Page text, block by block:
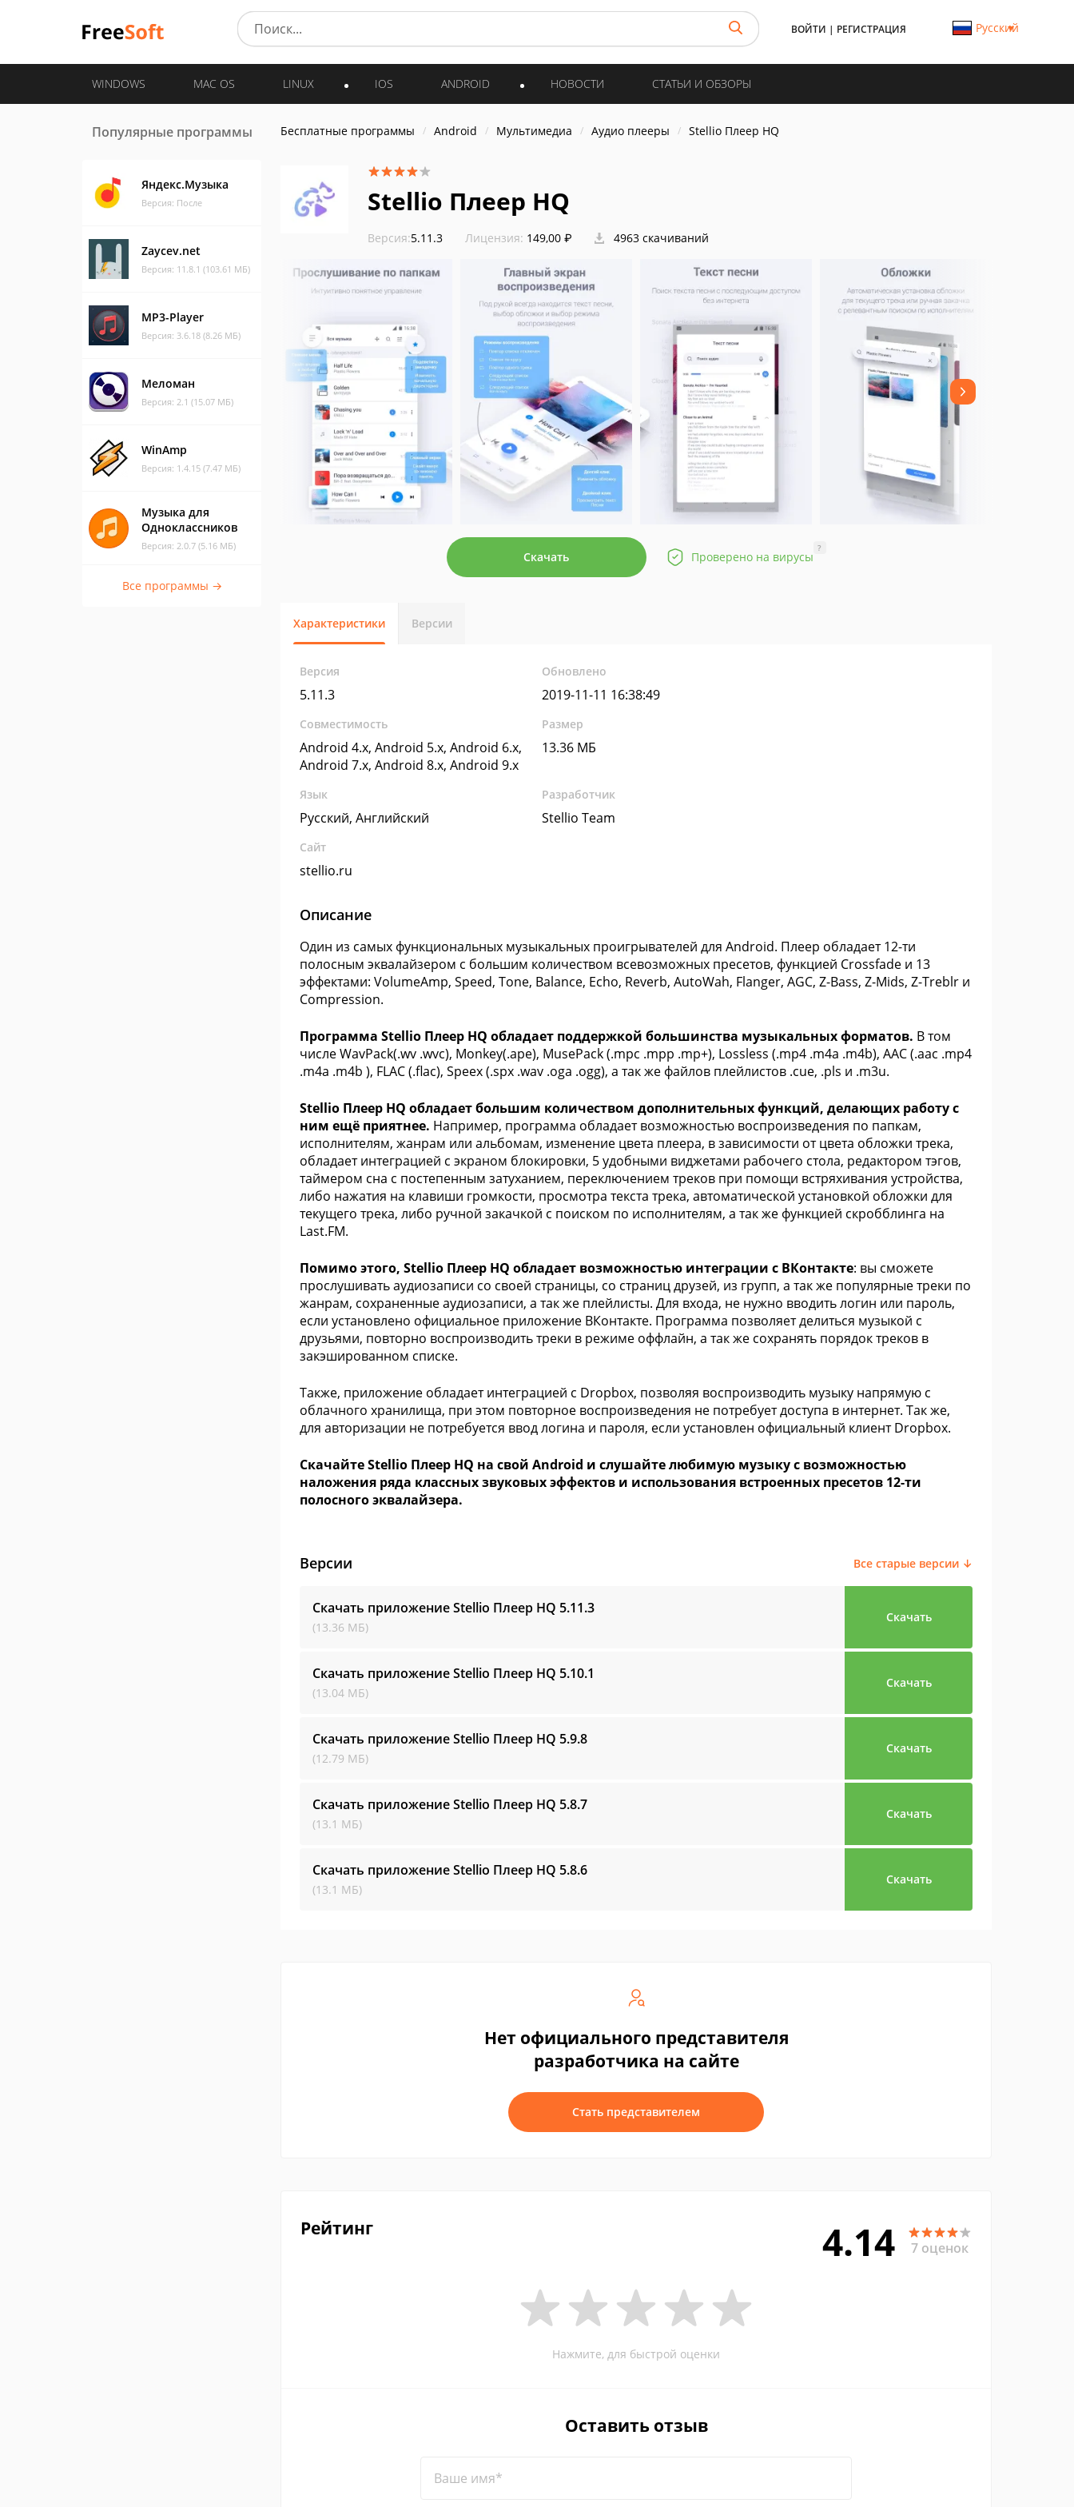
ВОЙТИ | РЕГИСТРАЦИЯ Русский
WINDOWS MAC OS LINUX IOS ANDROID НОВОСТИ СТАТЬИ И ОБЗОРЫ
Популярные программы
Яндекс.Музыка
Версия: После
Zaycev.net
Версия: 11.8.1 (103.61 МБ)
MP3-Player
Версия: 3.6.18 (8.26 МБ)
Меломан
Версия: 2.1 (15.07 МБ)
WinAmp
Версия: 1.4.15 (7.47 МБ)
Музыка для
Одноклассников
Версия: 2.0.7 (5.16 МБ)
Все программы →
Бесплатные программы Android Мультимедиа Аудио плееры Stellio Плеер HQ
Stellio Плеер HQ
Версия:5.11.3 Лицензия: 149,00 ₽ 4963 скачиваний
Скачать Проверено на вирусы
?
Характеристики Версии
Версия
5.11.3
Обновлено
2019-11-11 16:38:49
Совместимость
Android 4.x, Android 5.x, Android 6.x,
Android 7.x, Android 8.x, Android 9.x
Размер
13.36 МБ
Язык
Русский, Английский
Разработчик
Stellio Team
Сайт
stellio.ru
Описание
Один из самых функциональных музыкальных проигрывателей для Android. Плеер обладает 12-ти
полосным эквалайзером с большим количеством всевозможных пресетов, функцией Crossfade и 13
эффектами: VolumeAmp, Speed, Tone, Balance, Echo, Reverb, AutoWah, Flanger, AGC, Z-Bass, Z-Mids, Z-Treblr и
Compression.
Программа Stellio Плеер HQ обладает поддержкой большинства музыкальных форматов. В том
числе WavPack(.wv .wvc), Monkey(.ape), MusePack (.mpc .mpp .mp+), Lossless (.mp4 .m4a .m4b), AAC (.aac .mp4
.m4a .m4b ), FLAC (.flac), Speex (.spx .wav .oga .ogg), а так же файлов плейлистов .cue, .pls и .m3u.
Stellio Плеер HQ обладает большим количеством дополнительных функций, делающих работу с
ним ещё приятнее. Например, программа обладает возможностью воспроизведения по папкам,
исполнителям, жанрам или альбомам, изменение цвета плеера, в зависимости от цвета обложки трека,
обладает интеграцией с экраном блокировки, 5 удобными виджетами рабочего стола, редактором тэгов,
таймером сна с постепенным затуханием, переключением треков при помощи встряхивания устройства,
либо нажатия на клавиши громкости, просмотра текста трека, автоматической установкой обложки для
текущего трека, либо ручной закачкой с поиском по исполнителям, а так же функцией скробблинга на
Last.FM.
Помимо этого, Stellio Плеер HQ обладает возможностью интеграции с ВКонтакте: вы сможете
прослушивать аудиозаписи со своей страницы, со страниц друзей, из групп, а так же популярные треки по
жанрам, сохраненные аудиозаписи, а так же плейлисты. Для входа, не нужно вводить логин или пароль,
если установлено официальное приложение ВКонтакте. Программа позволяет делиться музыкой с
друзьями, повторно воспроизводить треки в режиме оффлайн, а так же сохранять порядок треков в
закэшированном списке.
Также, приложение обладает интеграцией с Dropbox, позволяя воспроизводить музыку напрямую с
облачного хранилища, при этом повторное воспроизведения не потребует доступа в интернет. Так же,
для авторизации не потребуется ввод логина и пароля, если установлен официальный клиент Dropbox.
Скачайте Stellio Плеер HQ на свой Android и слушайте любимую музыку с возможностью
наложения ряда классных звуковых эффектов и использования встроенных пресетов 12-ти
полосного эквалайзера.
Версии Все старые версии ↓
Скачать приложение Stellio Плеер HQ 5.11.3
(13.36 МБ)
Скачать
Скачать приложение Stellio Плеер HQ 5.10.1
(13.04 МБ)
Скачать
Скачать приложение Stellio Плеер HQ 5.9.8
(12.79 МБ)
Скачать
Скачать приложение Stellio Плеер HQ 5.8.7
(13.1 МБ)
Скачать
Скачать приложение Stellio Плеер HQ 5.8.6
(13.1 МБ)
Скачать
Нет официального представителя
разработчика на сайте
Стать представителем
Рейтинг 4.14 7 оценок
Нажмите, для быстрой оценки
Оставить отзыв
Ваше имя*